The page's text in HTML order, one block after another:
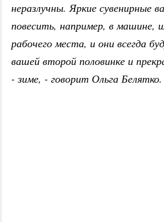
неразлучны. Яркие сувенирные
повесить, например, в машине,
рабочего места, и они всегда
вашей второй половинке и
- зиме, - говорит Ольга Белятко.